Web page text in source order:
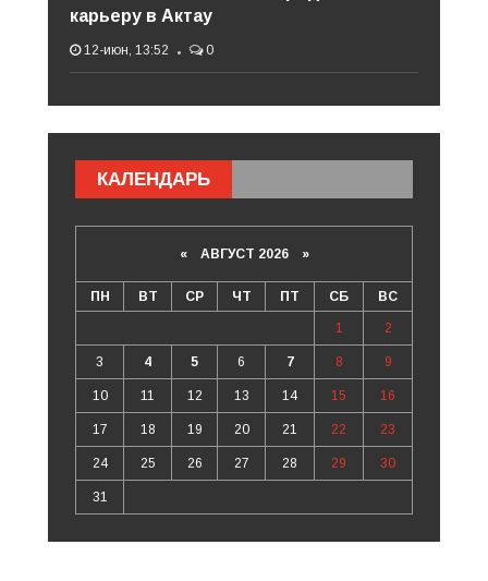
карьеру в Актау
12-июн, 13:52 0
КАЛЕНДАРЬ
«АВГУСТ 2026 »
ПН ВТ СР ЧТ ПТ СБ ВС
1 2
3 4 5 6 7 8 9
10 11 12 13 14 15 16
17 18 19 20 21 22 23
24 25 26 27 28 29 30
31